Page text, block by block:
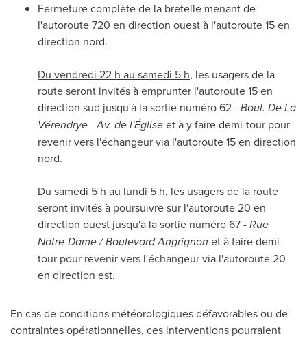
Fermeture complète de la bretelle menant de
l'autoroute 720 en direction ouest à l'autoroute 15 en
direction nord.
Du vendredi 22 h au samedi 5 h, les usagers de la
route seront invités à emprunter l'autoroute 15 en
direction sud jusqu'à la sortie numéro 62 -Boul. De La
Vérendrye - Av. de l'Égliseet à y faire demi-tour pour
revenir vers l'échangeur via l'autoroute 15 en direction
nord.
Du samedi 5 h au lundi 5 h, les usagers de la route
seront invités à poursuivre sur l'autoroute 20 en
direction ouest jusqu'à la sortie numéro 67 -Rue
Notre-Dame/ Boulevard Angrignon et à faire demi-
tour pour revenir vers l'échangeur via l'autoroute 20
en direction est.
En cas de conditions météorologiques défavorables ou de
contraintes opérationnelles, ces interventions pourraient